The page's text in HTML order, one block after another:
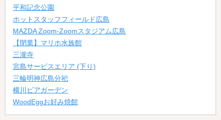
平和記念公園
ホットスタッフフィールド広島
MAZDA Zoom-Zoomスタジアム広島
【閉業】マリホ水族館
三瀧寺
宮島サービスエリア (下り)
三輪明神広島分祀
横川ビアガーデン
WoodEggお好み焼館